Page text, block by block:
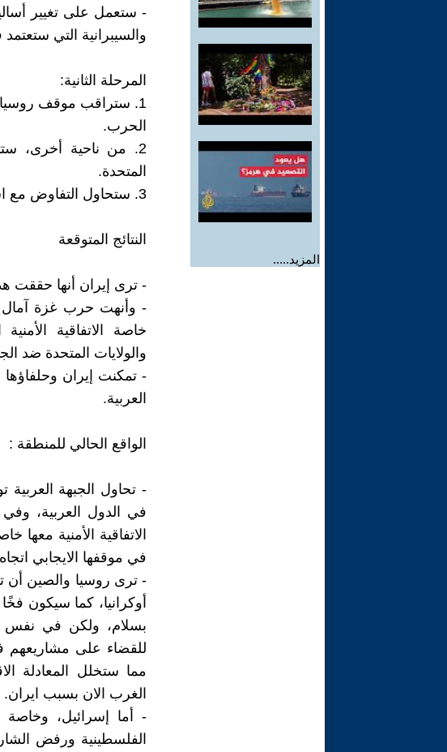
المزيد.....
- ستعمل على تغيير
والسيبرانية التي
المرحلة الثانية:
1. ستراقب موقف
الحرب.
2. من ناحية أخرى،
المتحدة.
3. ستحاول التفاوض مع اسرائيل عبر امريكا حول لبنان
النتائج المتوقعة
- ترى إيران أنها حققت
- وأنهت حرب غزة آمال
خاصة الاتفاقية
والولايات المتحدة ضد
- تمكنت إيران
العربية.
الواقع الحالي للمنطقة :
- تحاول الجبهة العربية
في الدول العربية، وفي
الاتفاقية الأمنية
في موقفها الايجابي
- ترى روسيا والصين
أوكرانيا، كما سيكون
بسلام، ولكن في نفس
للقضاء على مشاريعهم
مما ستخلل المعادلة
الغرب الان بسبب ايران.
- أما إسرائيل، وخاصة
الفلسطينية ورفض